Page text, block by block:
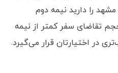
را دارید نیمه دوم
تقاضای سفر کمتر از نیمه
در اختیارتان قرار می‌گیرد.